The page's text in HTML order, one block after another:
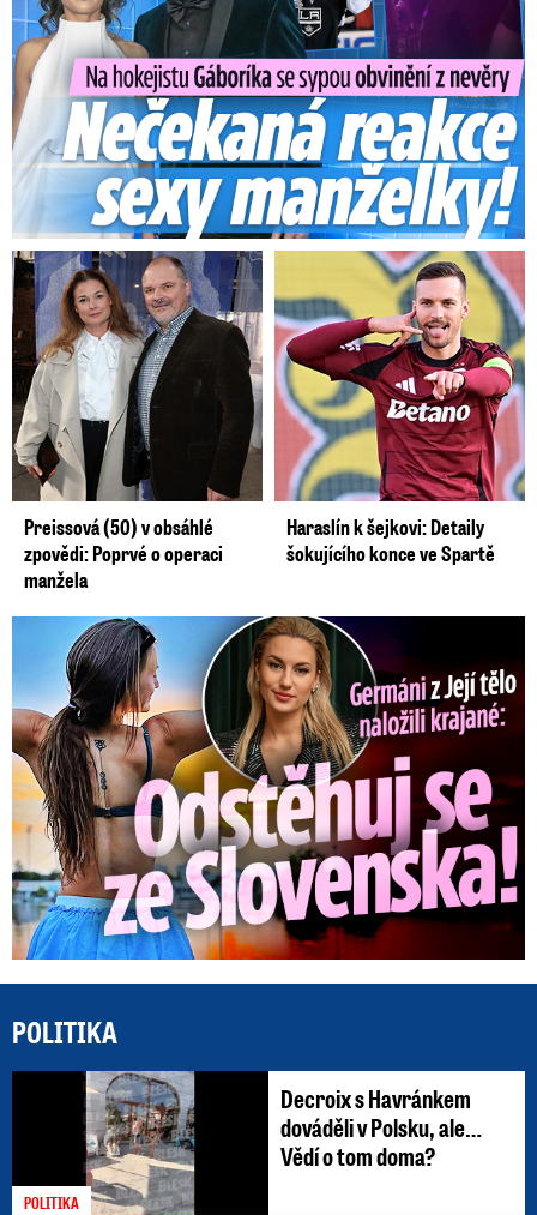
Preissová (50) v obsáhlé
zpovědi: Poprvé o operaci
manžela
Haraslín k šejkovi: Detaily
šokujícího konce ve Spartě
Germáni z Jejího těla: Odstěhuj se, vzkázali jí krajané
POLITIKA
POLITIKA
Decroix s Havránkem
dováděli v Polsku, ale…
Vědí o tom doma?